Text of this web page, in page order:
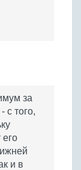
за
с того,
его
и в